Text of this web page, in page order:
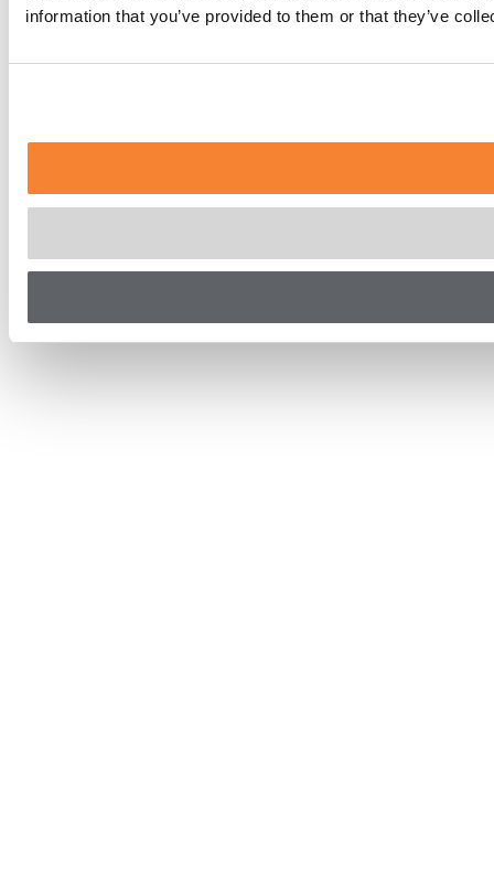
information that you’ve provided to them or that they’ve